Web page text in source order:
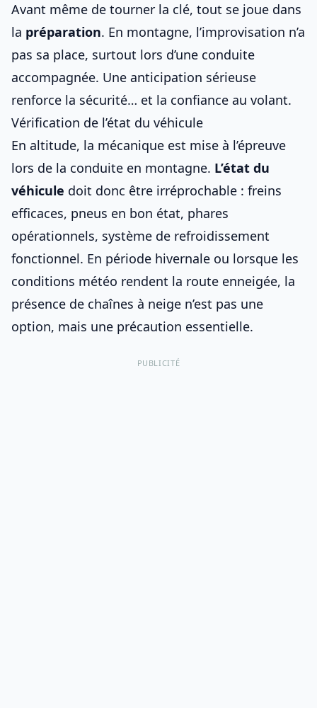
Avant même de tourner la clé, tout se joue dans
la préparation. En montagne, l’improvisation n’a
pas sa place, surtout lors d’une conduite
accompagnée. Une anticipation sérieuse
renforce la sécurité… et la confiance au volant.
Vérification de l’état du véhicule
En altitude, la mécanique est mise à l’épreuve
lors de la conduite en montagne. L’état du
véhicule doit donc être irréprochable : freins
efficaces, pneus en bon état, phares
opérationnels, système de refroidissement
fonctionnel. En période hivernale ou lorsque les
conditions météo rendent la route enneigée, la
présence de chaînes à neige n’est pas une
option, mais une précaution essentielle.
PUBLICITÉ